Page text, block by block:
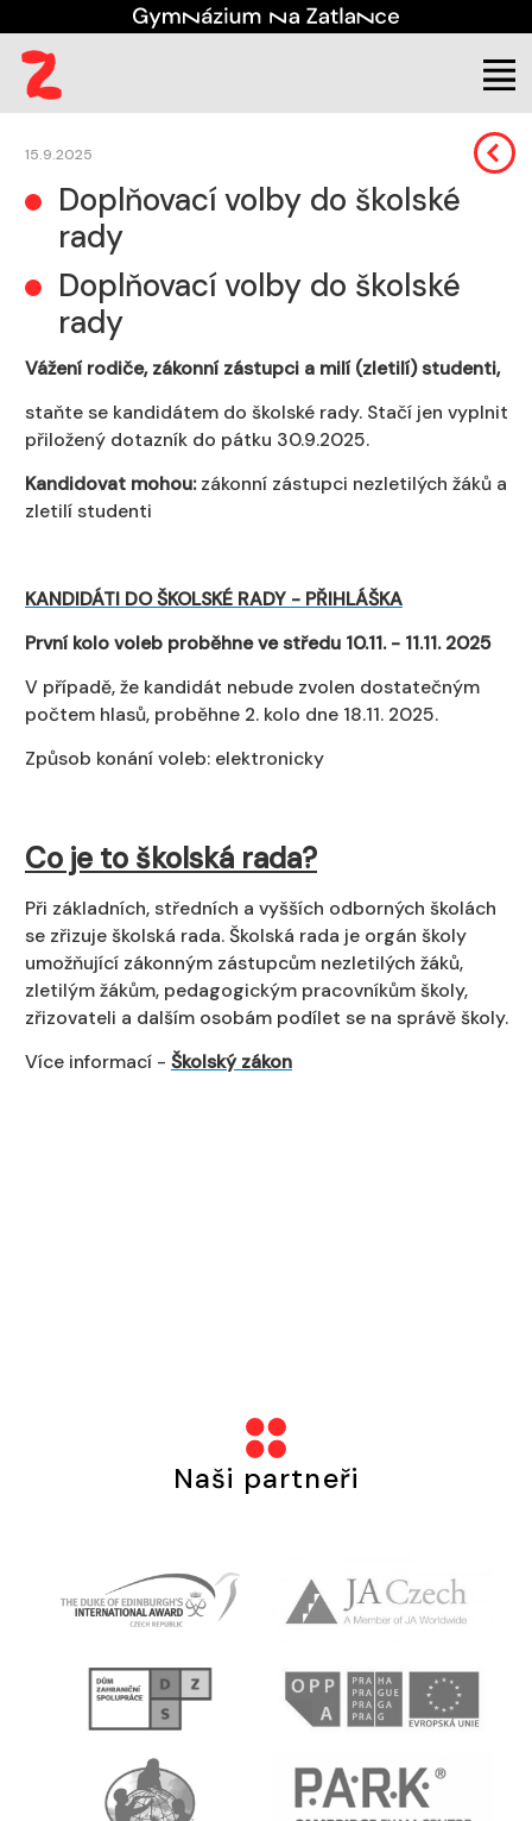
Důležitá sdělení
15.9.2025
Doplňovací volby do školské
rady
Doplňovací volby do školské
rady
Vážení rodiče, zákonní zástupci a milí (zletilí) studenti,
staňte se kandidátem do školské rady. Stačí jen vyplnit
přiložený dotazník do pátku 30.9.2025.
Kandidovat mohou:zákonní zástupci nezletilých žáků a
zletilí studenti
KANDIDÁTI DO ŠKOLSKÉ RADY - PŘIHLÁŠKA
První kolo voleb proběhne ve středu 10.11. - 11.11. 2025
V případě, že kandidát nebude zvolen dostatečným
počtem hlasů, proběhne 2. kolo dne 18.11. 2025.
Způsob konání voleb: elektronicky
Co je to školská rada?
Při základních, středních a vyšších odborných školách
se zřizuje školská rada. Školská rada je orgán školy
umožňující zákonným zástupcům nezletilých žáků,
zletilým žákům, pedagogickým pracovníkům školy,
zřizovateli a dalším osobám podílet se na správě školy.
Více informací - Školský zákon
Naši partneři